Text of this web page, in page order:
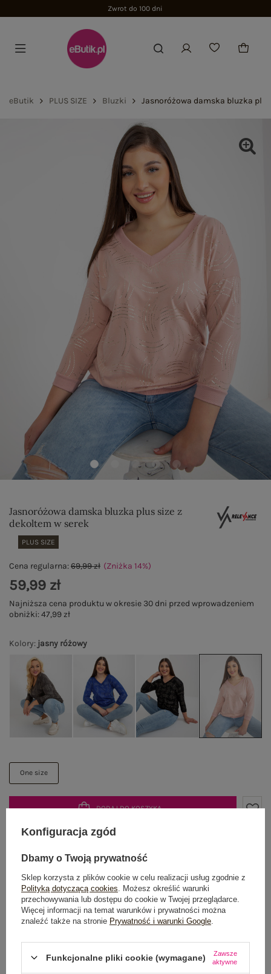
Zwrot do 100 dni
eButik PLUS SIZE Bluzki Jasnoróżowa damska bluzka
Jasnoróżowa damska bluzka plus size z
dekoltem w serek
PLUS SIZE
Kolory: jasny różowy
One size
Cena regularna:69,99 zł (Zniżka 14%)
59,99 zł
Najniższa cena produktu w okresie 30 dni przed wprowadzeniem
obniżki:47,99 zł
DODAJ DO KOSZYKA
Możesz kupić także poprzez:
Dostawaod 7,99 zł
Do darmowej dostawy brakuje 200,00 zł
Wysyłkajutro
Konfiguracja zgód
Dbamy o Twoją prywatność
Sklep korzysta z plików cookie w celu realizacji usług zgodnie z
Polityką dotyczącą cookies . Możesz określić warunki
przechowywania lub dostępu do cookie w Twojej przeglądarce.
Więcej informacji na temat warunków i prywatności można
znaleźć także na stronie Prywatność i warunki Google
Funkcjonalne pliki cookie (wymagane)
Zawsze
aktywne